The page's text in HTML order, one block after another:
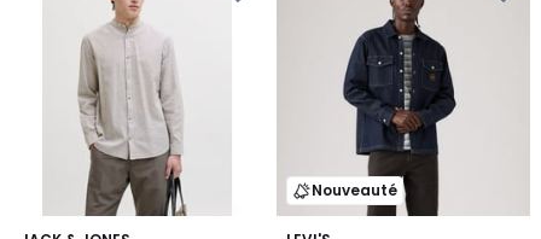
Nouveauté